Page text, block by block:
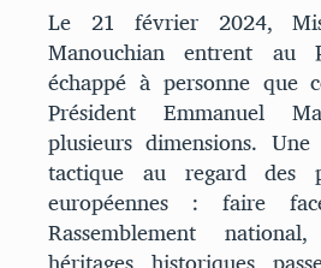
Le 21 février 2024,
Manouchian entrent au
échappé à personne que
Président Emmanuel
plusieurs dimensions.
tactique au regard des
européennes : faire
Rassemblement